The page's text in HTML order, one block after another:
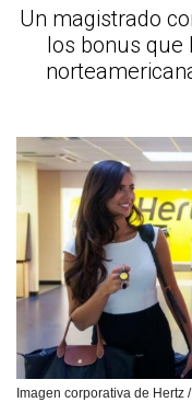
Un magistrado
los bonus que
Imagen corporativa de Hertz